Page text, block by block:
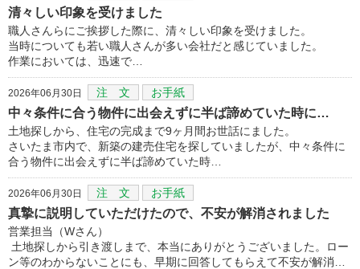
清々しい印象を受けました
職人さんらにご挨拶した際に、清々しい印象を受けました。
当時についても若い職人さんが多い会社だと感じていました。
作業においては、迅速で…
2026年06月30日 注 文 お手紙
中々条件に合う物件に出会えずに半ば諦めていた時に…
土地探しから、住宅の完成まで9ヶ月間お世話にました。
さいたま市内で、新築の建売住宅を探していましたが、中々条件に
合う物件に出会えずに半ば諦めていた時…
2026年06月30日 注 文 お手紙
真摯に説明していただけたので、不安が解消されました
営業担当（Wさん）
土地探しから引き渡しまで、本当にありがとうございました。ロー
ン等のわからないことにも、早期に回答してもらえて不安が解消…